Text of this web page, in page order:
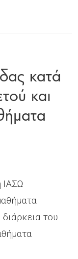
κατά
και
ΙΑΣΩ
του